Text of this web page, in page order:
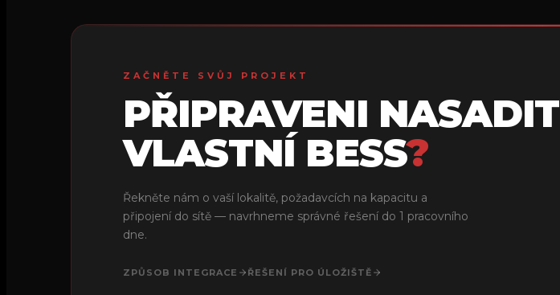
ZAČNĚTE SVŮJ PROJEKT
PŘIPRAVENI NASADIT
VLASTNÍ BESS?
Řekněte nám o vaší lokalitě, požadavcích na kapacitu a
připojení do sítě — navrhneme správné řešení do 1 pracovního
dne.
ZPŮSOB INTEGRACE ŘEŠENÍ PRO ÚLOŽIŠTĚ